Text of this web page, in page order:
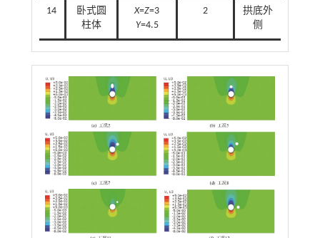
14
卧式圆
柱体
X=Z=3
Y=4.5
2
拱底外
侧